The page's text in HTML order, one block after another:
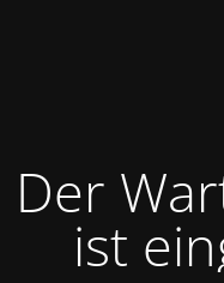
Der
ist